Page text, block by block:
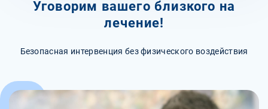
Уговорим вашего близкого на
лечение!
Безопасная интервенция без физического воздействия